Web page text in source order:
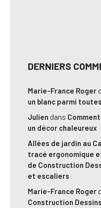
DERNIERS
Marie-France Roger
un blanc parmi
Julien dans
un décor chaleureux
Allées de jardin au
tracé ergonomique
de Construction
et escaliers
Marie-France Roger
Construction